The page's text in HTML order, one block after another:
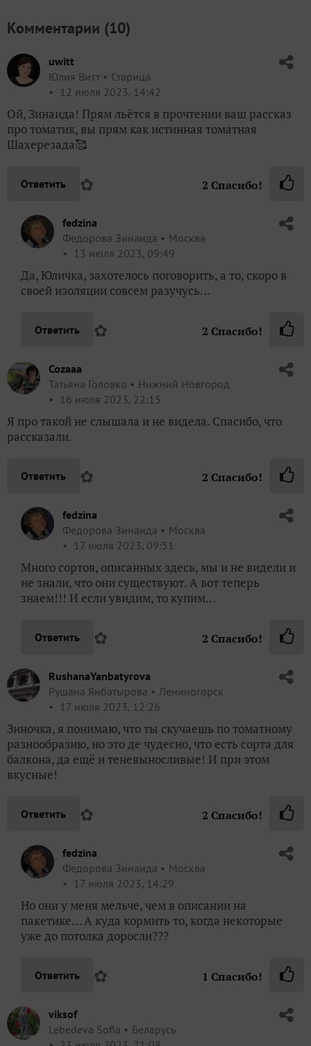
Комментарии (10)
uwitt
Юлия Витт
Старица
12 июля 2023, 14:42
Ой, Зинаида! Прям льётся в прочтении ваш рассказ
про томатик, вы прям как истинная томатная
Шахерезада🥰
Ответить ✿ 2 Спасибо!
fedzina
Федорова Зинаида
Москва
13 июля 2023, 09:49
Да, Юличка, захотелось поговорить, а то, скоро в
своей изоляции совсем разучусь…
Ответить ✿ 2 Спасибо!
Cozaaa
Татьяна Головко
Нижний Новгород
16 июля 2023, 22:15
Я про такой не слышала и не видела. Спасибо, что
рассказали.
Ответить ✿ 2 Спасибо!
fedzina
Федорова Зинаида
Москва
17 июля 2023, 09:51
Много сортов, описанных здесь, мы и не видели и
не знали, что они существуют. А вот теперь
знаем!!! И если увидим, то купим…
Ответить ✿ 2 Спасибо!
RushanaYanbatyrova
Рушана Янбатырова
Лениногорск
17 июля 2023, 12:26
Зиночка, я понимаю, что ты скучаешь по томатному
разнообразию, но это де чудесно, что есть сорта для
балкона, да ещё и теневыносливые! И при этом
вкусные!
Ответить ✿ 2 Спасибо!
fedzina
Федорова Зинаида
Москва
17 июля 2023, 14:29
Но они у меня мельче, чем в описании на
пакетике… А куда кормить то, когда некоторые
уже до потолка доросли???
Ответить ✿ 1 Спасибо!
viksof
Lebedeva Sofia
Беларусь